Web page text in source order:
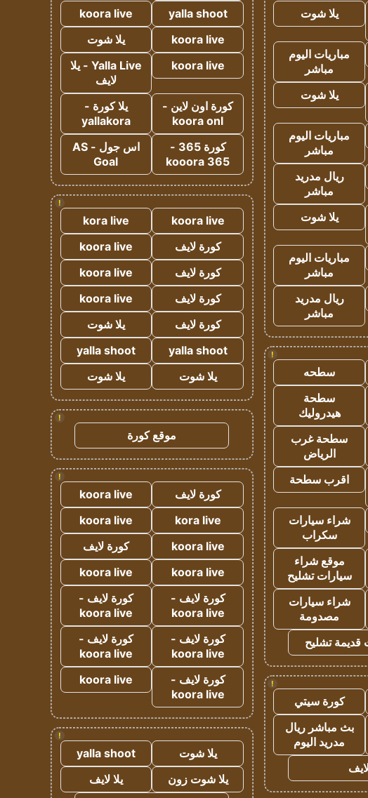
يلا شوت
مباريات اليوم
مباشر
يلا شوت
مباريات اليوم
مباشر
ريال مدريد
مباشر
يلا شوت
مباريات اليوم
مباشر
ريال مدريد
مباشر
!
سطحه
سطحة
هيدروليك
سطحة غرب
الرياض
اقرب سطحة
شراء سيارات
سكراب
موقع شراء
سيارات تشليح
شراء سيارات
مصدومة
قديمة تشليح
!
كورة سيتي
بث مباشر ريال
مدريد اليوم
yalla shoot
koora live
koora live
يلا شوت
koora live
Yalla Live - يلا
لايف
كورة اون لاين -
koora onl
يلا كورة -
yallakora
كورة 365 -
kooora 365
اس جول - AS
Goal
!
koora live
kora live
كورة لايف
koora live
كورة لايف
koora live
كورة لايف
koora live
كورة لايف
يلا شوت
yalla shoot
yalla shoot
يلا شوت
يلا شوت
!
موقع كورة
!
كورة لايف
koora live
kora live
koora live
koora live
كورة لايف
koora live
koora live
كورة لايف -
koora live
كورة لايف -
koora live
كورة لايف -
koora live
كورة لايف -
koora live
كورة لايف -
koora live
koora live
!
يلا شوت
yalla shoot
يلا شوت زون
يلا لايف